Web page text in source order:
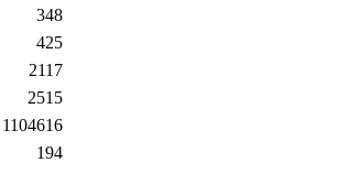
348
425
2117
2515
1104616
194